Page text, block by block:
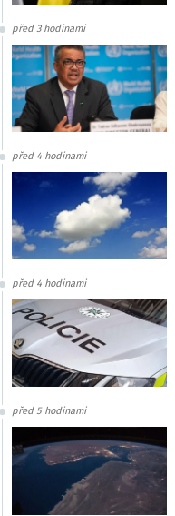
před 3 hodinami
před 4 hodinami
před 4 hodinami
před 5 hodinami